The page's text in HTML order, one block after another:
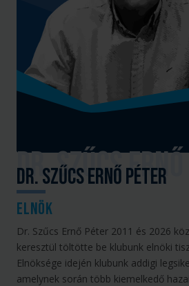
Dr. Szűcs Ernő Péter
elnök
Dr. Szűcs Ernő Péter 2011 és 2026
keresztül töltötte be klubunk elnöki
Elnöksége idején klubunk addigi
amelynek során több kiemelkedő